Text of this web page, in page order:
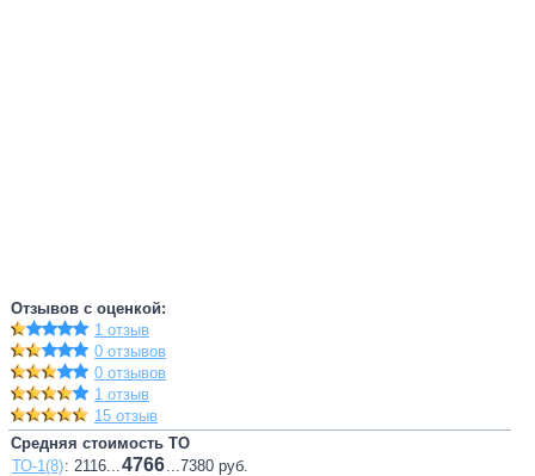
Отзывов с оценкой:
1 отзыв
0 отзывов
0 отзывов
1 отзыв
15 отзыв
Средняя стоимость ТО
ТО-1(8): 2116...4766...7380 руб.